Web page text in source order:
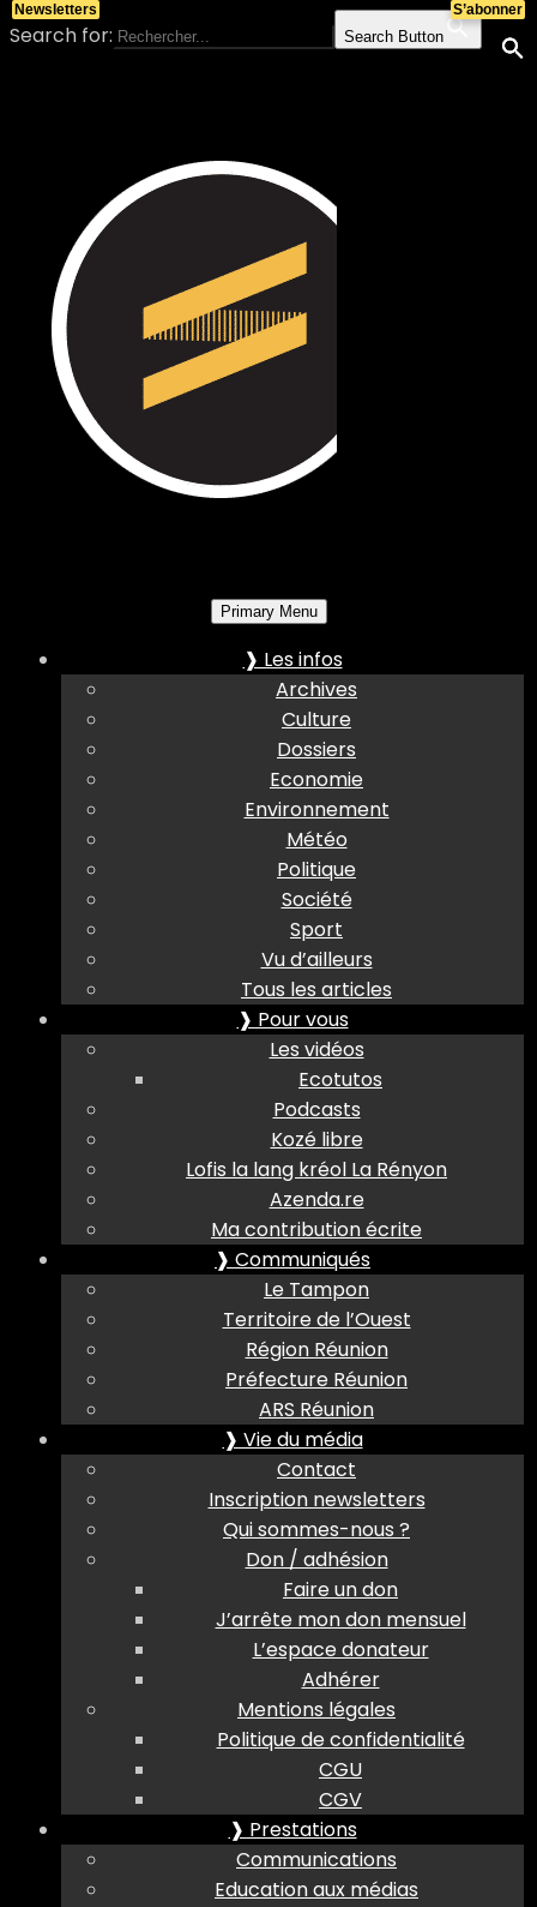
Search for: Search Button
Primary Menu
❱ Les infos
Archives
Culture
Dossiers
Economie
Environnement
Météo
Politique
Société
Sport
Vu d’ailleurs
Tous les articles
❱ Pour vous
Les vidéos
Ecotutos
Podcasts
Kozé libre
Lofis la lang kréol La Rényon
Azenda.re
Ma contribution écrite
❱ Communiqués
Le Tampon
Territoire de l’Ouest
Région Réunion
Préfecture Réunion
ARS Réunion
❱ Vie du média
Contact
Inscription newsletters
Qui sommes-nous ?
Don / adhésion
Faire un don
J’arrête mon don mensuel
L’espace donateur
Adhérer
Mentions légales
Politique de confidentialité
CGU
CGV
❱ Prestations
Communications
Education aux médias
S’abonner
Newsletters